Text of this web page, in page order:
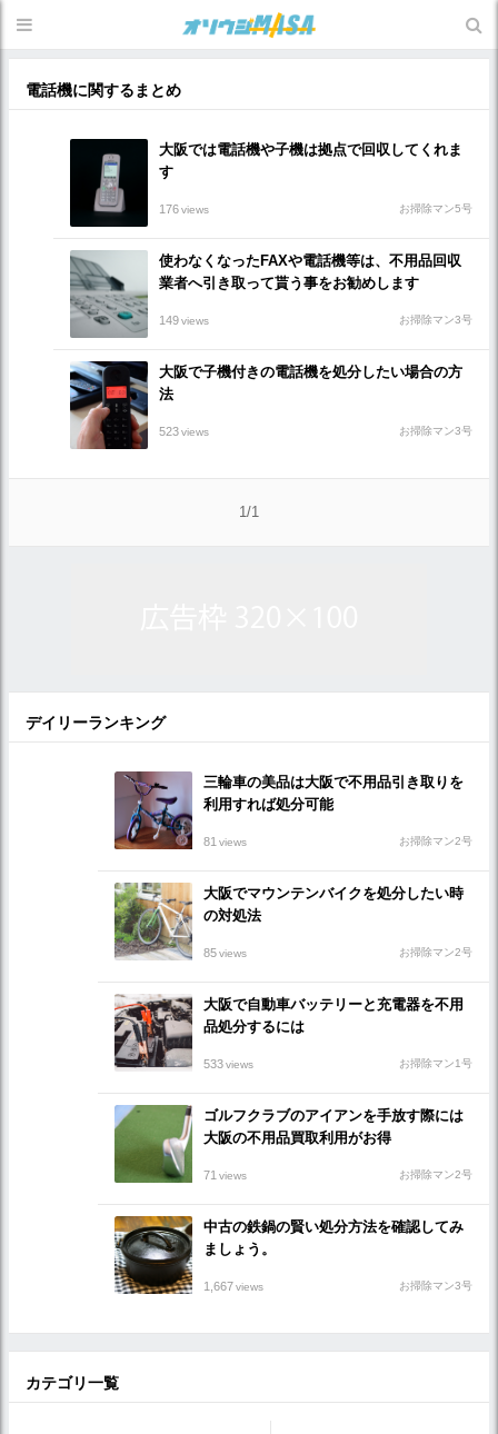
電話機に関するまとめ
大阪では電話機や子機は拠点で回収してくれま
す
176views お掃除マン5号
使わなくなったFAXや電話機等は、不用品回収
業者へ引き取って貰う事をお勧めします
149views お掃除マン3号
大阪で子機付きの電話機を処分したい場合の方
法
523views お掃除マン3号
1/1
デイリーランキング
三輪車の美品は大阪で不用品引き取りを
利用すれば処分可能
81 views お掃除マン2号
大阪でマウンテンバイクを処分したい時
の対処法
85views お掃除マン2号
大阪で自動車バッテリーと充電器を不用
品処分するには
533views お掃除マン1号
ゴルフクラブのアイアンを手放す際には
大阪の不用品買取利用がお得
71 views お掃除マン2号
中古の鉄鍋の賢い処分方法を確認してみ
ましょう。
1,667views お掃除マン3号
カテゴリ一覧